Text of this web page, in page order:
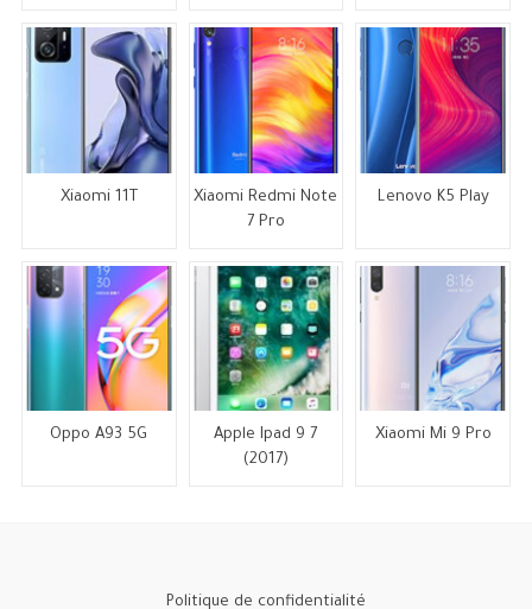
Xiaomi 11T
Xiaomi Redmi Note
7 Pro
Lenovo K5 Play
Oppo A93 5G
Apple Ipad 9 7
(2017)
Xiaomi Mi 9 Pro
Politique de confidentialité